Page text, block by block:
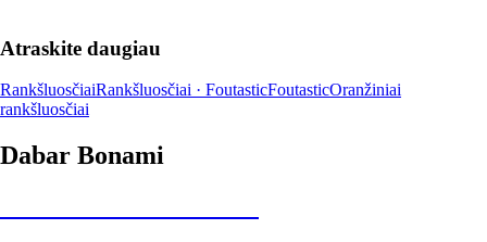
Atraskite daugiau
RankšluosčiaiRankšluosčiai · FoutasticFoutasticOranžiniai
rankšluosčiai
Dabar Bonami